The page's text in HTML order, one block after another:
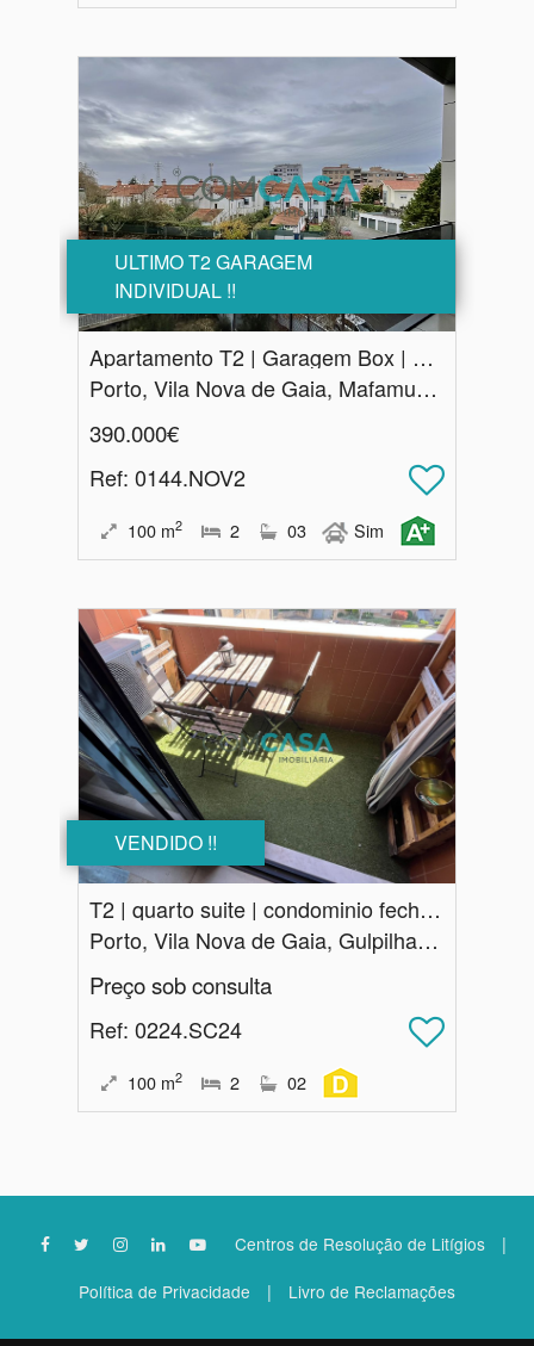
ULTIMO T2 GARAGEM
INDIVIDUAL !!
Apartamento T2 | Garagem Box | Vila Nova de Gaia
Porto, Vila Nova de Gaia, Mafamude e Vilar do Paraíso
390.000€
Ref: 0144.NOV2
100 m2 2 03 Sim
VENDIDO !!
T2 | quarto suite | condominio fechado | Valadares
Porto, Vila Nova de Gaia, Gulpilhares e Valadares
Preço sob consulta
Ref: 0224.SC24
100 m2 2 02
Centros de Resolução de Litígios |
Política de Privacidade | Livro de Reclamações